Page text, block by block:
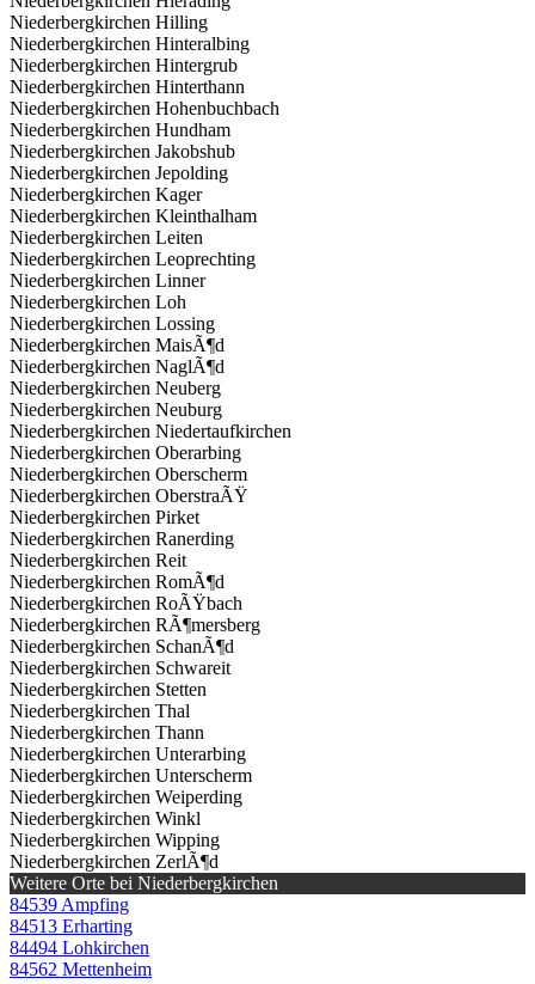
Niederbergkirchen Hilling
Niederbergkirchen Hinteralbing
Niederbergkirchen Hintergrub
Niederbergkirchen Hinterthann
Niederbergkirchen Hohenbuchbach
Niederbergkirchen Hundham
Niederbergkirchen Jakobshub
Niederbergkirchen Jepolding
Niederbergkirchen Kager
Niederbergkirchen Kleinthalham
Niederbergkirchen Leiten
Niederbergkirchen Leoprechting
Niederbergkirchen Linner
Niederbergkirchen Loh
Niederbergkirchen Lossing
Niederbergkirchen MaisÃ¶d
Niederbergkirchen NaglÃ¶d
Niederbergkirchen Neuberg
Niederbergkirchen Neuburg
Niederbergkirchen Niedertaufkirchen
Niederbergkirchen Oberarbing
Niederbergkirchen Oberscherm
Niederbergkirchen OberstraÃŸ
Niederbergkirchen Pirket
Niederbergkirchen Ranerding
Niederbergkirchen Reit
Niederbergkirchen RomÃ¶d
Niederbergkirchen RoÃŸbach
Niederbergkirchen RÃ¶mersberg
Niederbergkirchen SchanÃ¶d
Niederbergkirchen Schwareit
Niederbergkirchen Stetten
Niederbergkirchen Thal
Niederbergkirchen Thann
Niederbergkirchen Unterarbing
Niederbergkirchen Unterscherm
Niederbergkirchen Weiperding
Niederbergkirchen Winkl
Niederbergkirchen Wipping
Niederbergkirchen ZerlÃ¶d
Weitere Orte bei Niederbergkirchen
84539 Ampfing
84513 Erharting
84494 Lohkirchen
84562 Mettenheim